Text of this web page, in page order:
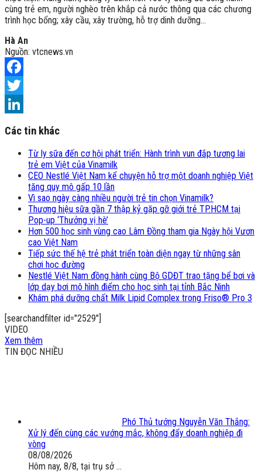
cùng trẻ em, người nghèo trên khắp cả nước thông qua các chương
trình học bổng; xây cầu, xây trường, hỗ trợ dinh dưỡng…
Hà An
Nguồn: vtcnews.vn
Facebook
Twitter
Các tin khác
Từ ly sữa đến cơ hội phát triển: Hành trình vun đắp tương lai
trẻ em Việt của Vinamilk
CEO Nestlé Việt Nam kể chuyện hỗ trợ một doanh nghiệp Việt
tăng quy mô gấp 10 lần
Vì sao ngày càng nhiều người trẻ tin chọn Vinamilk?
Thương hiệu sữa gần 7 thập kỷ gặp gỡ giới trẻ TP.HCM tại
Pop-up ‘Thưởng vị hè’
Hơn 500 học sinh vùng cao Lâm Đồng tham gia Ngày hội Vươn
cao Việt Nam
Tiếp sức thế hệ trẻ phát triển toàn diện ngay từ những sân
chơi học đường
Nestlé Việt Nam đồng hành cùng Bộ GDĐT trao tặng bể bơi và
lớp dạy bơi mô hình điểm cho học sinh tại tỉnh Bắc Ninh
Khám phá dưỡng chất Milk Lipid Complex trong Friso® Pro 3
[searchandfilter id="2529"]
VIDEO
Xem thêm
TIN ĐỌC NHIỀU
Phó Thủ tướng Nguyễn Văn Thắng:
Xử lý đến cùng các vướng mắc, không đẩy doanh nghiệp đi
vòng
08/08/2026
Hôm nay, 8/8, tại trụ sở ...